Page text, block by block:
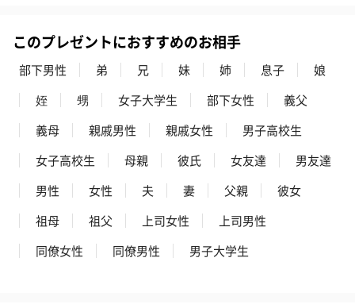
このプレゼントにおすすめのお相手
部下男性 弟 兄 妹 姉 息子
娘
姪
甥 女子大学生 部下女性
義父
義母
親戚男性 親戚女性
男子高校生
女子高校生
母親 彼氏 女友達
男友達
男性
女性 夫 妻 父親
彼女
祖母
祖父 上司女性
上司男性
同僚女性
同僚男性 男子大学生